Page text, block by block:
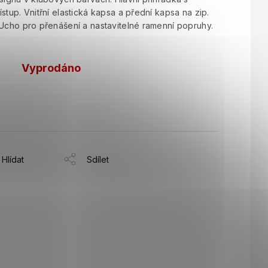
Vnitřní elastická kapsa a přední kapsa na zip.
pro přenášení a nastavitelné ramenní popruhy.
Vyprodáno
Hlídat Sdílet